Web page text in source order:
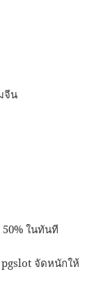
จีน
ในทันที
pgslot จัดหนักให้